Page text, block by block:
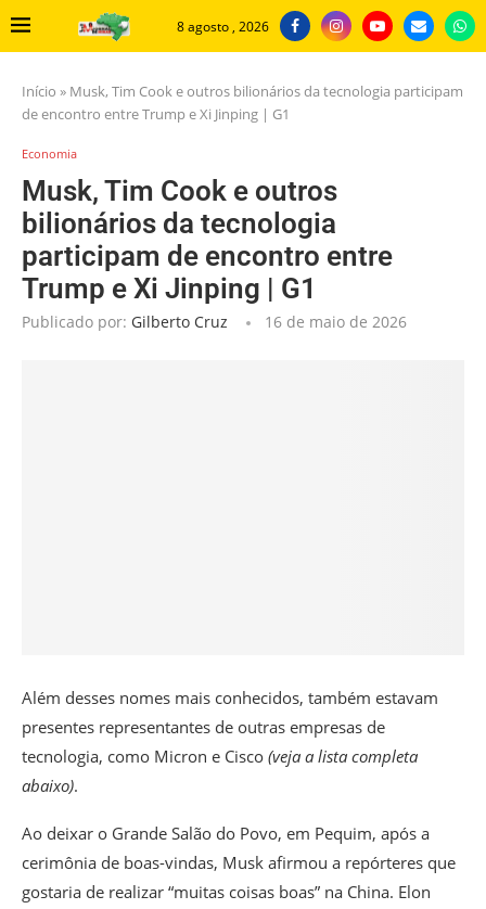
8 agosto , 2026
Início » Musk, Tim Cook e outros bilionários da tecnologia participam
de encontro entre Trump e Xi Jinping | G1
Economia
Musk, Tim Cook e outros
bilionários da tecnologia
participam de encontro entre
Trump e Xi Jinping | G1
Publicado por: Gilberto Cruz 16 de maio de 2026
Além desses nomes mais conhecidos, também estavam
presentes representantes de outras empresas de
tecnologia, como Micron e Cisco (veja a lista completa
abaixo).
Ao deixar o Grande Salão do Povo, em Pequim, após a
cerimônia de boas-vindas, Musk afirmou a repórteres que
gostaria de realizar “muitas coisas boas” na China. Elon